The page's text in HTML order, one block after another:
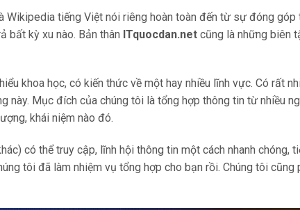
Wikipedia tiếng Việt nói riêng hoàn toàn đến từ sự đóng góp
bất kỳ xu nào. Bản thân ITquocdan.net cũng là những biên
khoa học, có kiến thức về một hay nhiều lĩnh vực. Có rất
này. Mục đích của chúng tôi là tổng hợp thông tin từ nhiều
khái niệm nào đó.
có thể truy cập, lĩnh hội thông tin một cách nhanh chóng,
tôi đã làm nhiệm vụ tổng hợp cho bạn rồi. Chúng tôi cũng